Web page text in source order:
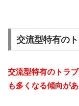
交流型特有の
交流型特有のトラ
も多くなる傾向があ